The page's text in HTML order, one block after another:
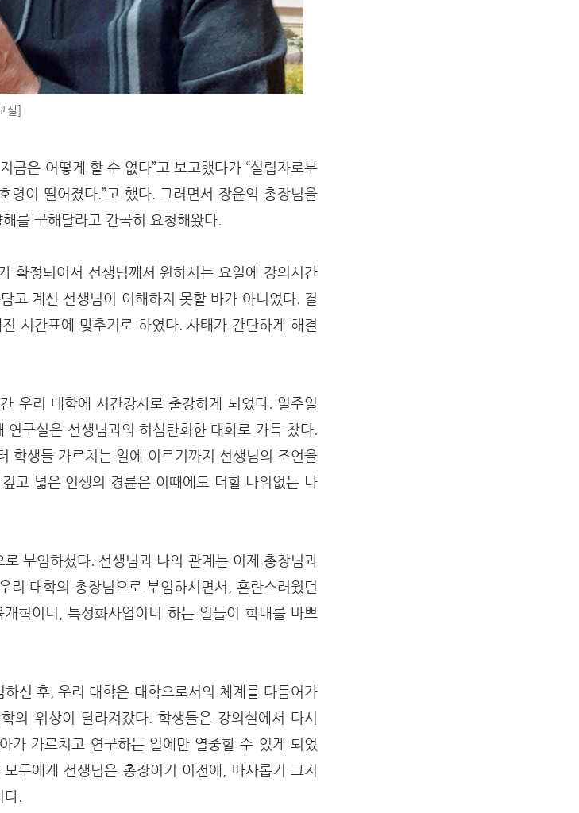
]
금은 어떻게 할 수 없다”고 보고했다가 “설립자로부
령이 떨어졌다.”고 했다. 그러면서 장윤익 총장님을
를 구해달라고 간곡히 요청해왔다.
확정되어서 선생님께서 원하시는 요일에 강의시간
고 계신 선생님이 이해하지 못할 바가 아니었다. 결
시간표에 맞추기로 하였다. 사태가 간단하게 해결
우리 대학에 시간강사로 출강하게 되었다. 일주일
구실은 선생님과의 허심탄회한 대화로 가득 찼다.
학생들 가르치는 일에 이르기까지 선생님의 조언을
고 넓은 인생의 경륜은 이때에도 더할 나위없는 나
부임하셨다. 선생님과 나의 관계는 이제 총장님과
리 대학의 총장님으로 부임하시면서, 혼란스러웠던
혁이니, 특성화사업이니 하는 일들이 학내를 바쁘
신 후, 우리 대학은 대학으로서의 체계를 다듬어가
의 위상이 달라져갔다. 학생들은 강의실에서 다시
가 가르치고 연구하는 일에만 열중할 수 있게 되었
두에게 선생님은 총장이기 이전에, 따사롭기 그지
.